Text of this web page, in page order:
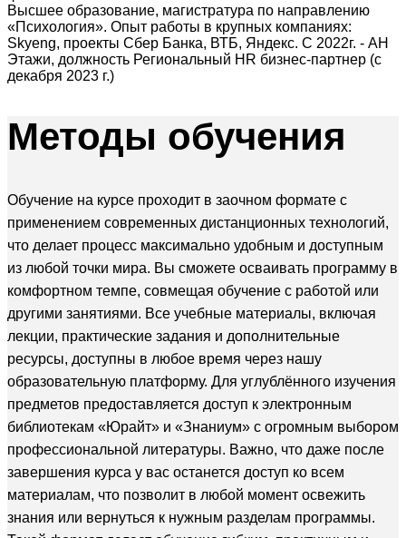
Высшее образование, магистратура по направлению
«Психология». Опыт работы в крупных компаниях:
Skyeng, проекты Сбер Банка, ВТБ, Яндекс. С 2022г. - АН
Этажи, должность Региональный HR бизнес-партнер (с
декабря 2023 г.)
Методы обучения
Обучение на курсе проходит в заочном формате с
применением современных дистанционных технологий,
что делает процесс максимально удобным и доступным
из любой точки мира. Вы сможете осваивать программу в
комфортном темпе, совмещая обучение с работой или
другими занятиями. Все учебные материалы, включая
лекции, практические задания и дополнительные
ресурсы, доступны в любое время через нашу
образовательную платформу. Для углублённого изучения
предметов предоставляется доступ к электронным
библиотекам «Юрайт» и «Знаниум» с огромным выбором
профессиональной литературы. Важно, что даже после
завершения курса у вас останется доступ ко всем
материалам, что позволит в любой момент освежить
знания или вернуться к нужным разделам программы.